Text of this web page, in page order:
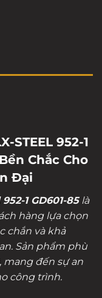
STEEL 952-1
Chắc Cho
Đại
1 GD601-85là
hàng lựa chọn
chắn và khả
Sản phẩm phù
mang đến sự an
công trình.